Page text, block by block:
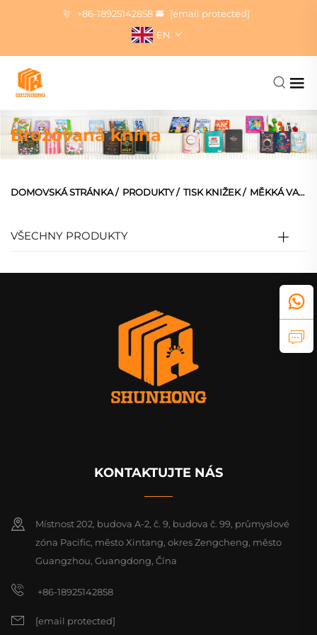
+86-18925142858
[email protected]
EN
Brožovaná kniha
DOMOVSKÁ STRÁNKA/ PRODUKTY/ TISK KNIŽEK/ MĚKKÁ VAZBA KNIHA
VŠECHNY PRODUKTY
KONTAKTUJTE NÁS
Místnost 202, budova A-2, č. 9, budova č. 99, průmyslové
zóna Pacific, město Xintang, okres Zengcheng, město
Guangzhou, Guangdong, Čína
+86-18925142858
[email protected]